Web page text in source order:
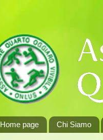
Home page Chi Siamo